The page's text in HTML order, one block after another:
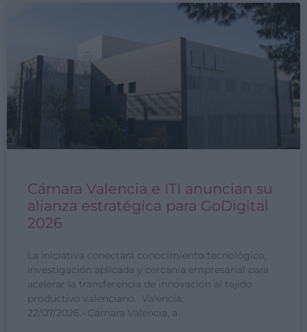
Cámara Valencia e ITI anuncian su
alianza estratégica para GoDigital
2026
La iniciativa conectará conocimiento tecnológico,
investigación aplicada y cercanía empresarial para
acelerar la transferencia de innovación al tejido
productivo valenciano. Valencia,
22/07/2026.- Cámara Valencia, a